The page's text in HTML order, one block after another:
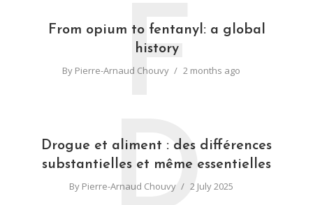
From opium to fentanyl: a global
history
By Pierre-Arnaud Chouvy 2 months ago
F
Drogue et aliment : des différences
substantielles et même essentielles
By Pierre-Arnaud Chouvy 2 July 2025
D